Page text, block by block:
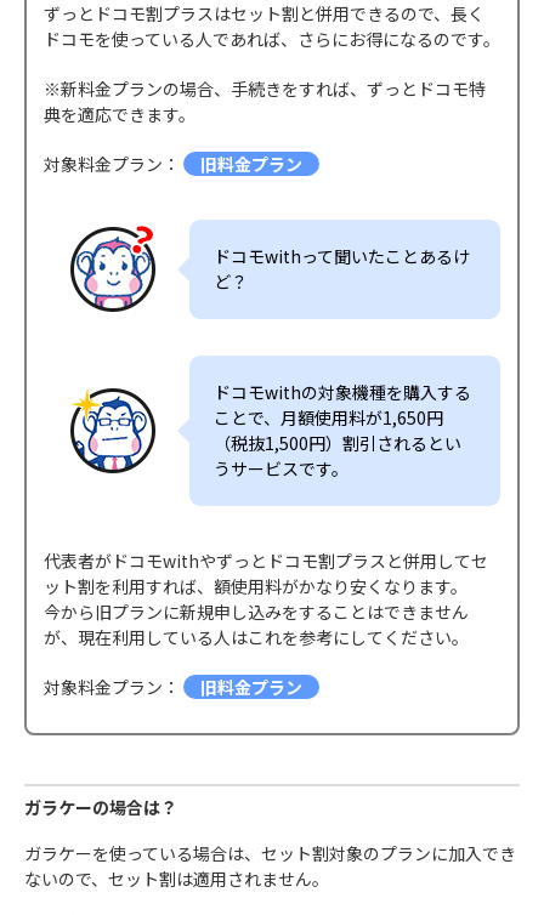
ずっとドコモ割プラスはセット割と併用できるので、長く
ドコモを使っている人であれば、さらにお得になるのです。
※新料金プランの場合、手続きをすれば、ずっとドコモ特
典を適応できます。
対象料金プラン： 旧料金プラン
ドコモwithって聞いたことあるけ
ど？
ドコモwithの対象機種を購入する
ことで、月額使用料が1,650円
（税抜1,500円）割引されるとい
うサービスです。
代表者がドコモwithやずっとドコモ割プラスと併用してセ
ット割を利用すれば、額使用料がかなり安くなります。
今から旧プランに新規申し込みをすることはできません
が、現在利用している人はこれを参考にしてください。
対象料金プラン： 旧料金プラン
ガラケーの場合は？
ガラケーを使っている場合は、セット割対象のプランに加入でき
ないので、セット割は適用されません。